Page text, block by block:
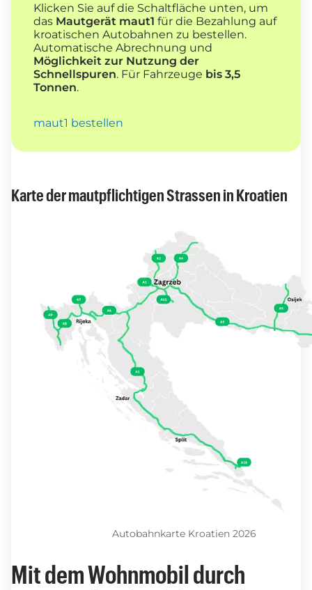
Klicken Sie auf die Schaltfläche unten, um
das Mautgerät maut1 für die Bezahlung auf
kroatischen Autobahnen zu bestellen.
Automatische Abrechnung und
Möglichkeit zur Nutzung der
Schnellspuren. Für Fahrzeuge bis 3,5
Tonnen.
maut1 bestellen
Karte der mautpflichtigen Strassen in Kroatien
Autobahnkarte Kroatien 2026
Mit dem Wohnmobil durch